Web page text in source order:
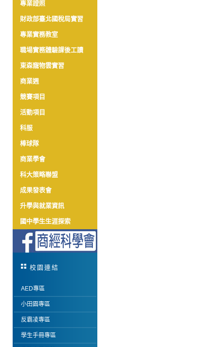
專業證照
財政部臺北國稅局實習
專業實務教室
職場實務體驗課後工讀
東森寵物雲實習
商業週
競賽項目
活動項目
科服
棒球隊
商業學會
科大策略聯盟
成果發表會
升學與就業資訊
國中學生生涯探索
校園連結
AED專區
小田園專區
反霸凌專區
學生手冊專區